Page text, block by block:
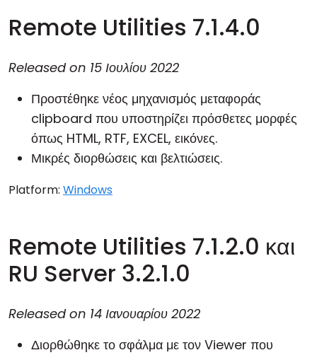
Remote Utilities 7.1.4.0
Released on 15 Ιουλίου 2022
Προστέθηκε νέος μηχανισμός μεταφοράς
clipboard που υποστηρίζει πρόσθετες μορφές
όπως HTML, RTF, EXCEL, εικόνες.
Μικρές διορθώσεις και βελτιώσεις.
Platform: Windows
Remote Utilities 7.1.2.0 και
RU Server 3.2.1.0
Released on 14 Ιανουαρίου 2022
Διορθώθηκε το σφάλμα με τον Viewer που